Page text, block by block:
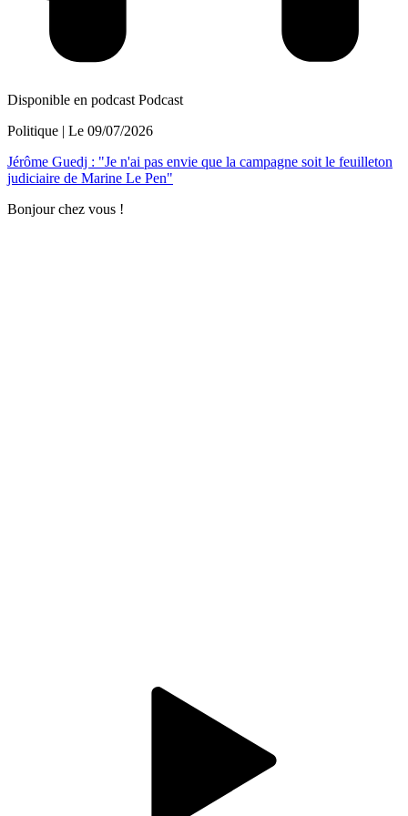
Disponible en podcast Podcast
Politique | Le 09/07/2026
Jérôme Guedj : "Je n'ai pas envie que la campagne soit le feuilleton
judiciaire de Marine Le Pen"
Bonjour chez vous !